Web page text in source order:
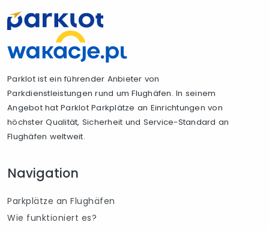
Parklot ist ein führender Anbieter von
Parkdienstleistungen rund um Flughäfen. In seinem
Angebot hat Parklot Parkplätze an Einrichtungen von
höchster Qualität, Sicherheit und Service-Standard an
Flughäfen weltweit.
Navigation
Parkplätze an Flughäfen
Wie funktioniert es?